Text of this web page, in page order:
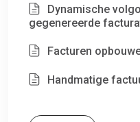
Dynamische
gegenereerde
Facturen
Handmatige